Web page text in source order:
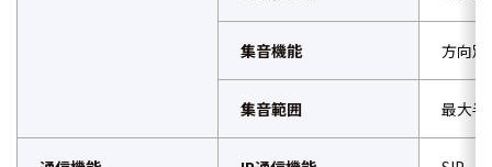
集音機能 方向
集音範囲 最大